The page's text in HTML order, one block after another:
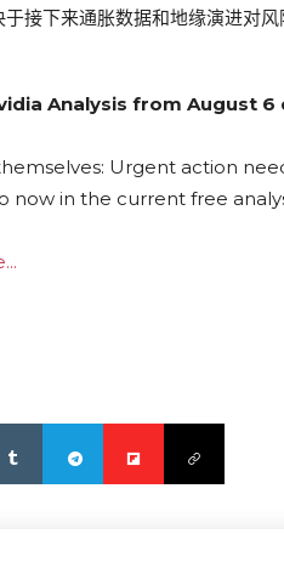
接下来通胀数据和地缘演进对风
Analysis from August
Urgent action
now in the current free